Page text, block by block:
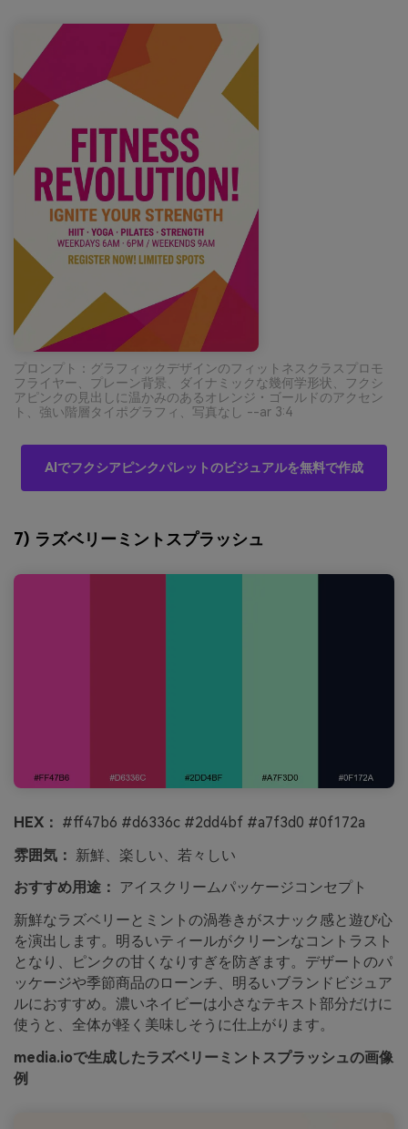
プロンプト：グラフィックデザインのフィットネスクラスプロモ
フライヤー、プレーン背景、ダイナミックな幾何学形状、フクシ
アピンクの見出しに温かみのあるオレンジ・ゴールドのアクセン
ト、強い階層タイポグラフィ、写真なし --ar 3:4
AIでフクシアピンクパレットのビジュアルを無料で作成
7) ラズベリーミントスプラッシュ
HEX： #ff47b6 #d6336c #2dd4bf #a7f3d0 #0f172a
雰囲気： 新鮮、楽しい、若々しい
おすすめ用途： アイスクリームパッケージコンセプト
新鮮なラズベリーとミントの渦巻きがスナック感と遊び心
を演出します。明るいティールがクリーンなコントラスト
となり、ピンクの甘くなりすぎを防ぎます。デザートのパ
ッケージや季節商品のローンチ、明るいブランドビジュア
ルにおすすめ。濃いネイビーは小さなテキスト部分だけに
使うと、全体が軽く美味しそうに仕上がります。
media.ioで生成したラズベリーミントスプラッシュの画像
例